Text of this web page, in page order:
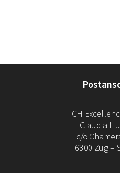
CH
Claudia
c/o
6300 Zug –